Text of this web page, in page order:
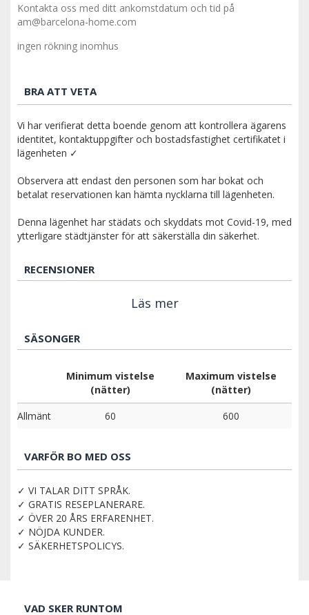
Kontakta oss med ditt ankomstdatum och tid på
am@barcelona-home.com
ingen rökning inomhus
BRA ATT VETA
Vi har verifierat detta boende genom att kontrollera ägarens
identitet, kontaktuppgifter och bostadsfastighet certifikatet i
lägenheten ✓
Observera att endast den personen som har bokat och
betalat reservationen kan hämta nycklarna till lägenheten.
Denna lägenhet har städats och skyddats mot Covid-19, med
ytterligare städtjänster för att säkerställa din säkerhet.
RECENSIONER
Läs mer
SÄSONGER
Minimum vistelse
(nätter)
Maximum vistelse
(nätter)
Allmänt
60 600
VARFÖR BO MED OSS
✓ VI TALAR DITT SPRÅK.
✓ GRATIS RESEPLANERARE.
✓ ÖVER 20 ÅRS ERFARENHET.
✓ NÖJDA KUNDER.
✓ SÄKERHETSPOLICYS.
VAD SKER RUNTOM